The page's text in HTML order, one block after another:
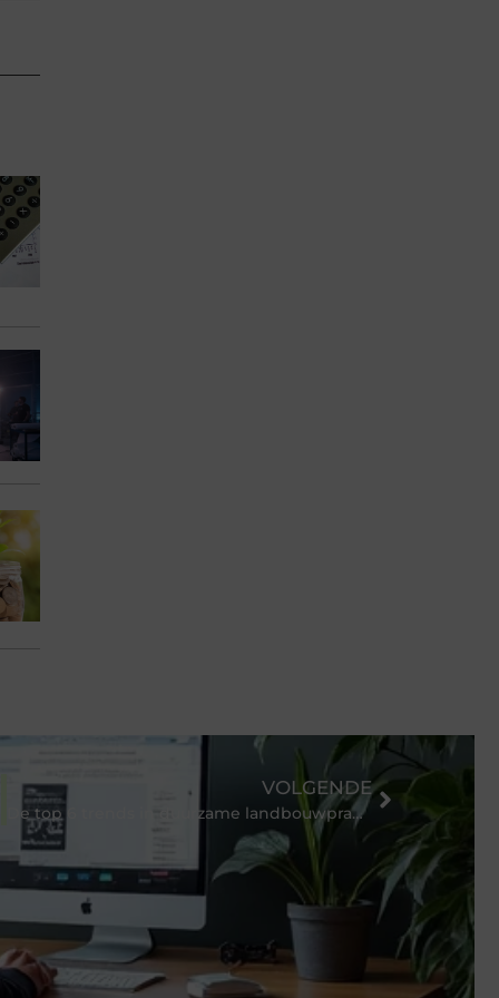
VOLGENDE
De top 6 trends in duurzame landbouwpraktijken